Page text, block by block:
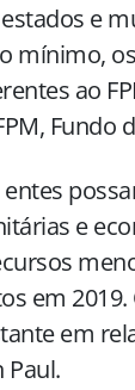
e
mínimo,
ao
entes
e
em
em
Paul.